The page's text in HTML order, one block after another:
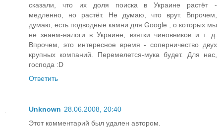
сказали, что их доля поиска в Украине растёт -
медленно, но растёт. Не думаю, что врут. Впрочем,
думаю, есть подводные камни для Google , о которых мы
не знаем-налоги в Украине, взятки чиновников и т. д.
Впрочем, это интересное время - соперничество двух
крупных компаний. Перемелется-мука будет. Для нас,
господа :D
Ответить
Unknown 28.06.2008, 20:40
Этот комментарий был удален автором.